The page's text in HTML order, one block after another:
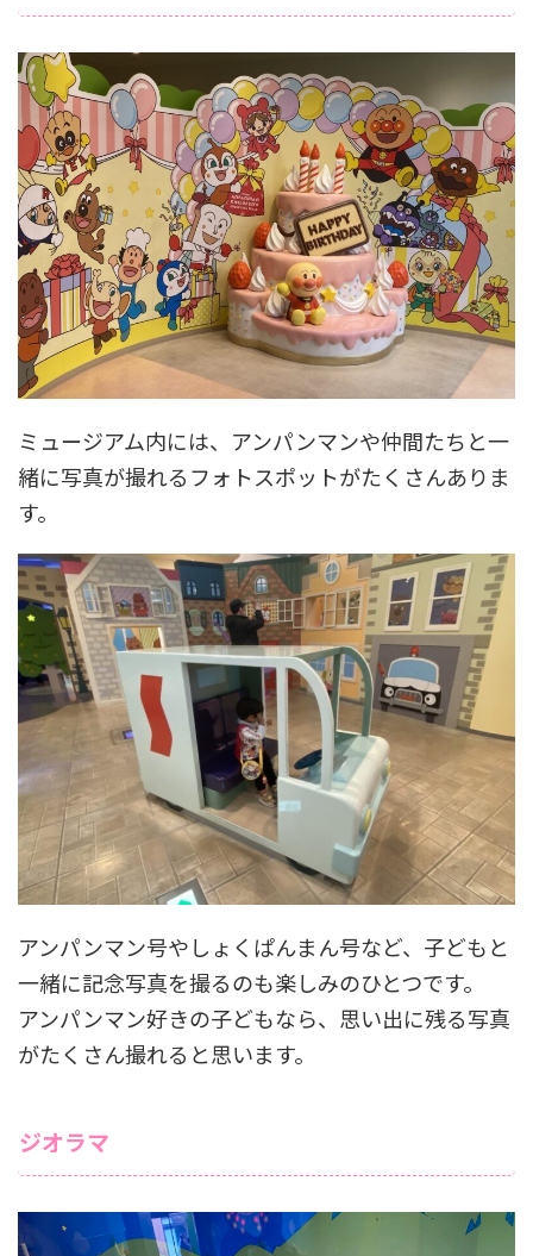
ミュージアム内には、アンパンマンや仲間たちと一
緒に写真が撮れるフォトスポットがたくさんありま
す。
アンパンマン号やしょくぱんまん号など、子どもと
一緒に記念写真を撮るのも楽しみのひとつです。
アンパンマン好きの子どもなら、思い出に残る写真
がたくさん撮れると思います。
ジオラマ